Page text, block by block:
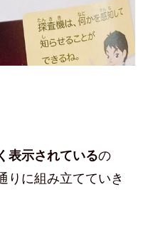
表示されているの
りに組み立てていき